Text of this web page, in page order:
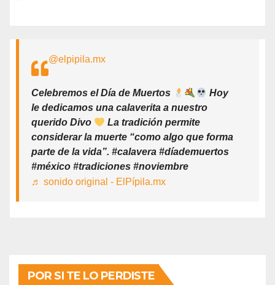
@elpipila.mx
Celebremos el Día de Muertos
Hoy
le dedicamos una calaverita a nuestro
querido Divo
La tradición permite
considerar la muerte “como algo que forma
parte de la vida”. #calavera #díademuertos
#méxico #tradiciones #noviembre
♬ sonido original - ElPípila.mx
POR SI TE LO PERDISTE